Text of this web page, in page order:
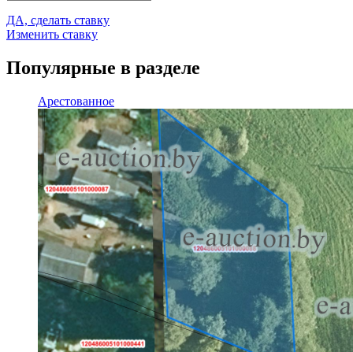
ДА, сделать ставку
Изменить ставку
Популярные в разделе
Арестованное